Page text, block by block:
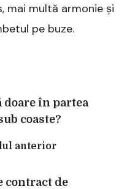
mai multă armonie și
pe buze.
doare în partea
coaste?
anterior
contract de